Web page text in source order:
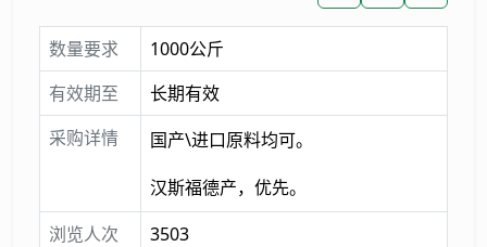
数量要求
1000公斤
有效期至
长期有效
采购详情
国产\进口原料均可。
汉斯福德产，优先。
浏览人次
3503